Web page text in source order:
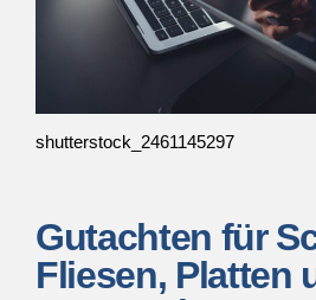
shutterstock_2461145297
Gutachten für
Fliesen, Platten